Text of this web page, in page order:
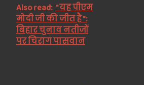
Also read: '' यह पीएम
मोदी जी की जीत है ":
बिहार चुनाव नतीजों
पर चिराग पासवान